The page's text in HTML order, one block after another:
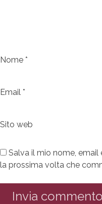
Nome *
Email *
Sito web
Salva il mio nome,
la prossima volta che